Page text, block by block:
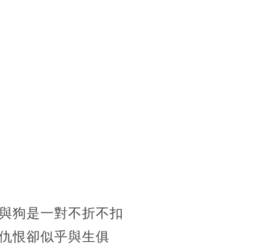
狗是一對不折不扣
恨卻似乎與生俱